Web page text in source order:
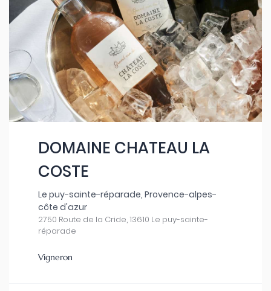
DOMAINE CHATEAU LA
COSTE
Le puy-sainte-réparade, Provence-alpes-
côte d'azur
2750 Route de la Cride, 13610 Le puy-sainte-
réparade
Vigneron